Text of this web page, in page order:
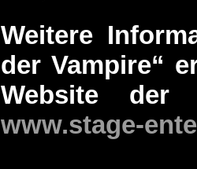
Weitere
der Vampire“
Website der
www.stage-